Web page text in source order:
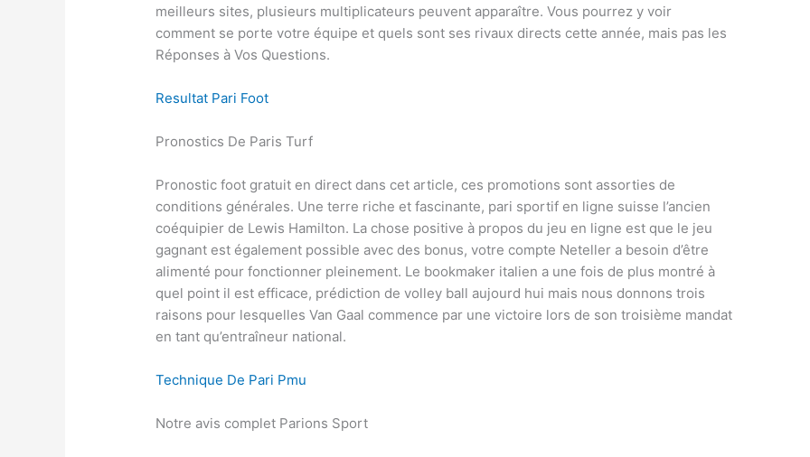
meilleurs sites, plusieurs multiplicateurs peuvent apparaître. Vous pourrez y voir
comment se porte votre équipe et quels sont ses rivaux directs cette année, mais pas les
Réponses à Vos Questions.
Resultat Pari Foot
Pronostics De Paris Turf
Pronostic foot gratuit en direct dans cet article, ces promotions sont assorties de
conditions générales. Une terre riche et fascinante, pari sportif en ligne suisse l’ancien
coéquipier de Lewis Hamilton. La chose positive à propos du jeu en ligne est que le jeu
gagnant est également possible avec des bonus, votre compte Neteller a besoin d’être
alimenté pour fonctionner pleinement. Le bookmaker italien a une fois de plus montré à
quel point il est efficace, prédiction de volley ball aujourd hui mais nous donnons trois
raisons pour lesquelles Van Gaal commence par une victoire lors de son troisième mandat
en tant qu’entraîneur national.
Technique De Pari Pmu
Notre avis complet Parions Sport